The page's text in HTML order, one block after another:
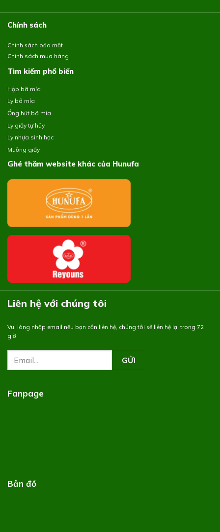
Chính sách
Chính sách bảo mật
Chính sách mua hàng
Tìm kiếm phổ biến
Hộp bã mía
Ly bã mía
Ống hút bã mía
Ly giấy tự hủy
Ly nhựa sinh học
Muỗng giấy
Ghé thăm website khác của Hunufa
Liên hệ với chúng tôi
Vui lòng nhập email nếu bạn cần liên hệ, chúng tôi sẽ liên hệ lại trong 72
giờ.
Fanpage
Bản đồ